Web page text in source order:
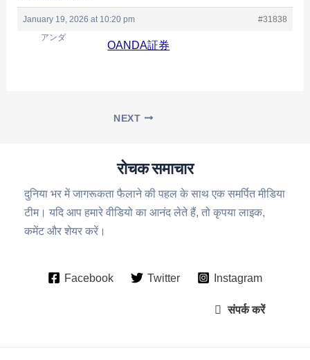
January 19, 2026 at 10:20 pm
#31838
アンダ
OANDA証券
NEXT
रोचक समाचार
दुनिया भर में जागरूकता फैलाने की पहल के साथ एक समर्पित मीडिया
टीम। यदि आप हमारे वीडियो का आनंद लेते हैं, तो कृपया लाइक,
कमेंट और शेयर करें।
Facebook Twitter Instagram
संपर्क करें